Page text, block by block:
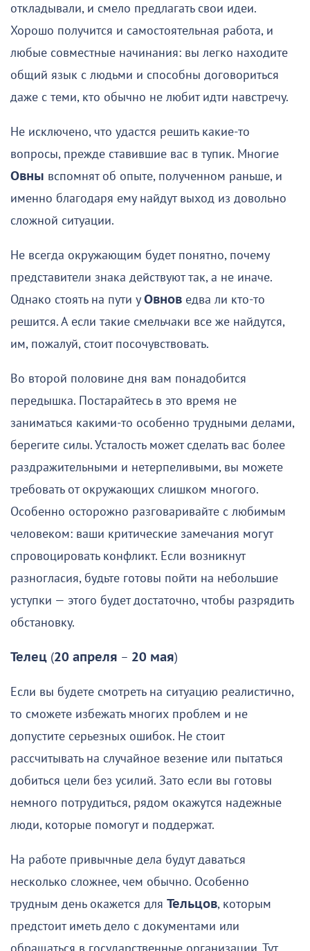
откладывали, и смело предлагать свои идеи.
Хорошо получится и самостоятельная работа, и
любые совместные начинания: вы легко находите
общий язык с людьми и способны договориться
даже с теми, кто обычно не любит идти навстречу.
Не исключено, что удастся решить какие-то
вопросы, прежде ставившие вас в тупик. Многие
Овны вспомнят об опыте, полученном раньше, и
именно благодаря ему найдут выход из довольно
сложной ситуации.
Не всегда окружающим будет понятно, почему
представители знака действуют так, а не иначе.
Однако стоять на пути уОвнов едва ли кто-то
решится. А если такие смельчаки все же найдутся,
им, пожалуй, стоит посочувствовать.
Во второй половине дня вам понадобится
передышка. Постарайтесь в это время не
заниматься какими-то особенно трудными делами,
берегите силы. Усталость может сделать вас более
раздражительными и нетерпеливыми, вы можете
требовать от окружающих слишком многого.
Особенно осторожно разговаривайте с любимым
человеком: ваши критические замечания могут
спровоцировать конфликт. Если возникнут
разногласия, будьте готовы пойти на небольшие
уступки — этого будет достаточно, чтобы разрядить
обстановку.
Телец (20 апреля – 20 мая)
Если вы будете смотреть на ситуацию реалистично,
то сможете избежать многих проблем и не
допустите серьезных ошибок. Не стоит
рассчитывать на случайное везение или пытаться
добиться цели без усилий. Зато если вы готовы
немного потрудиться, рядом окажутся надежные
люди, которые помогут и поддержат.
На работе привычные дела будут даваться
несколько сложнее, чем обычно. Особенно
трудным день окажется для Тельцов, которым
предстоит иметь дело с документами или